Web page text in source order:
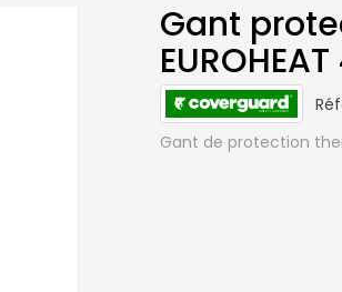
Gant
paires)
Gant de protection